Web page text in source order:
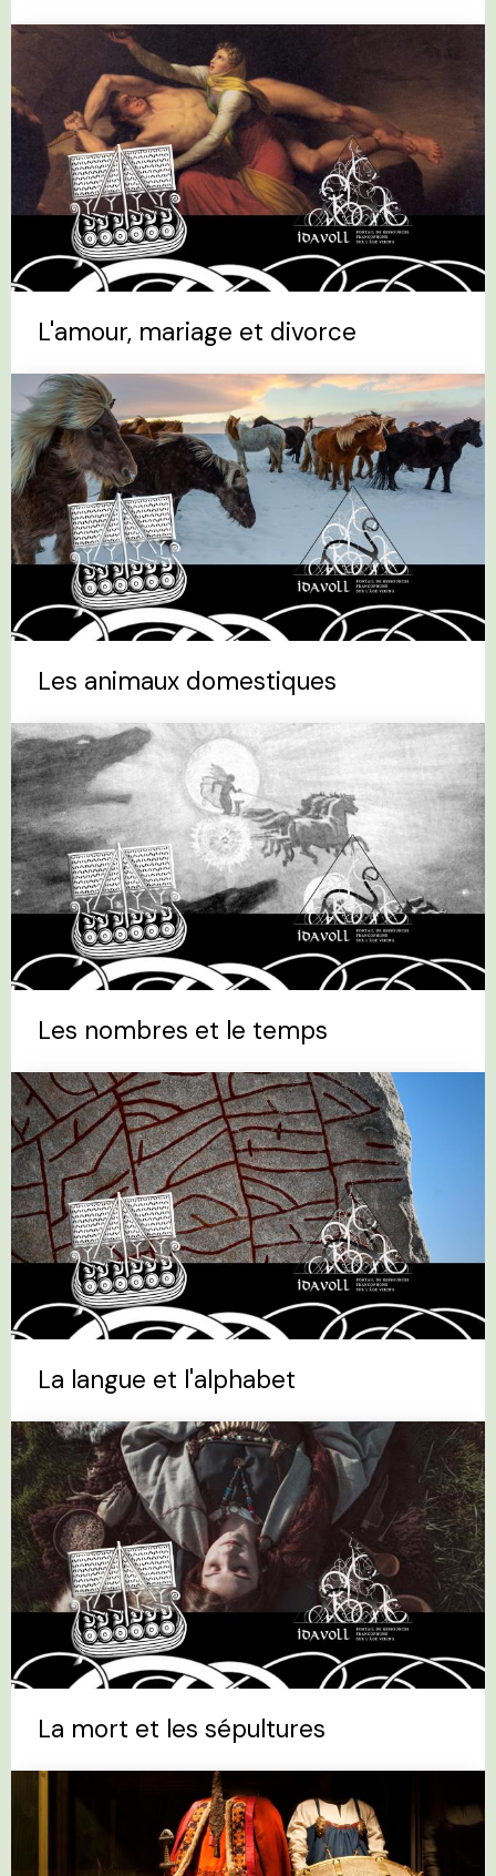
L'amour, mariage et divorce
Les animaux domestiques
Les nombres et le temps
La langue et l'alphabet
La mort et les sépultures